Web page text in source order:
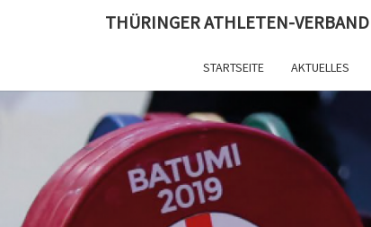
THÜRINGER ATHLETEN-VERBAND
STARTSEITE AKTUELLES